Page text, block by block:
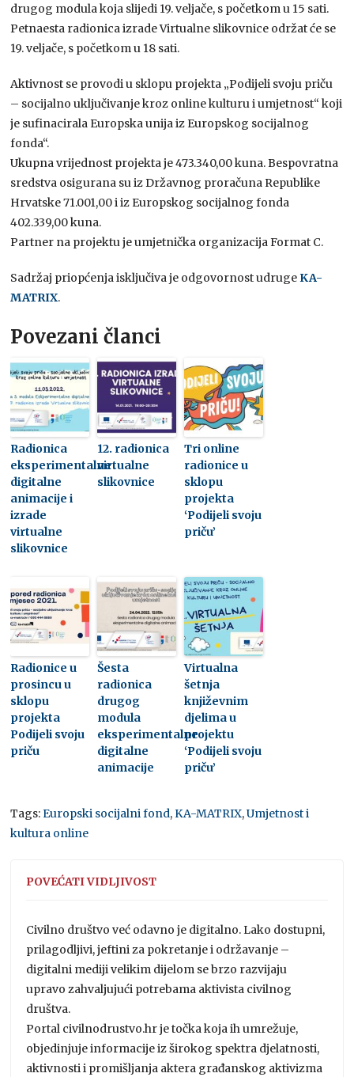
drugog modula koja slijedi 19. veljače, s početkom u 15 sati.
Petnaesta radionica izrade Virtualne slikovnice održat će se
19. veljače, s početkom u 18 sati.
Aktivnost se provodi u sklopu projekta „Podijeli svoju priču
– socijalno uključivanje kroz online kulturu i umjetnost“ koji
je sufinacirala Europska unija iz Europskog socijalnog
fonda“.
Ukupna vrijednost projekta je 473.340,00 kuna. Bespovratna
sredstva osigurana su iz Državnog proračuna Republike
Hrvatske 71.001,00 i iz Europskog socijalnog fonda
402.339,00 kuna.
Partner na projektu je umjetnička organizacija Format C.
Sadržaj priopćenja isključiva je odgovornost udrugeKA-
MATRIX.
Povezani članci
Radionica
eksperimentalne
digitalne
animacije i
izrade
virtualne
slikovnice
12. radionica
virtualne
slikovnice
Tri online
radionice u
sklopu
projekta
‘Podijeli svoju
priču’
Radionice u
prosincu u
sklopu
projekta
Podijeli svoju
priču
Šesta
radionica
drugog
modula
eksperimentalne
digitalne
animacije
Virtualna
šetnja
književnim
djelima u
projektu
‘Podijeli svoju
priču’
Tags:Europski socijalni fond,KA-MATRIX,Umjetnost i
kultura online
POVEĆATI VIDLJIVOST
Civilno društvo već odavno je digitalno. Lako dostupni,
prilagodljivi, jeftini za pokretanje i održavanje –
digitalni mediji velikim dijelom se brzo razvijaju
upravo zahvaljujući potrebama aktivista civilnog
društva.
Portal civilnodrustvo.hr je točka koja ih umrežuje,
objedinjuje informacije iz širokog spektra djelatnosti,
aktivnosti i promišljanja aktera građanskog aktivizma